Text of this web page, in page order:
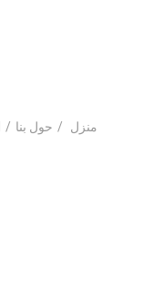
منزل / حول بنا /